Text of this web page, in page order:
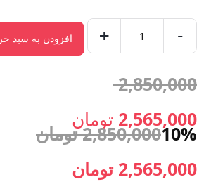
فعلی:
2,565,000 تومان.
جوش
5در1
گرین
Green
-
+ افزودن به سبد
2,850,000
اصلی: 2,565,000 تومان
10%
2,850,000 تومان
قیمت
2,565,000 تومان